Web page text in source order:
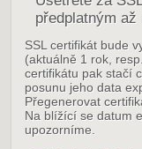
předplatným
SSL certifikát bude
(aktuálně 1 rok,
certifikátu pak stačí
posunu jeho data
Přegenerovat
Na blížící se datum
upozorníme.